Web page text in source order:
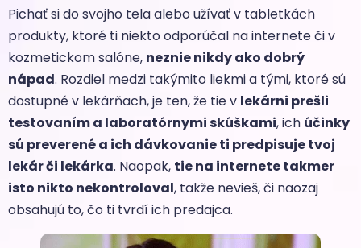
Pichať si do svojho tela alebo užívať v tabletkách
produkty, ktoré ti niekto odporúčal na internete či v
kozmetickom salóne, neznie nikdy ako dobrý
nápad. Rozdiel medzi takýmito liekmi a tými, ktoré sú
dostupné v lekárňach, je ten, že tie v lekárni prešli
testovaním a laboratórnymi skúškami, ich účinky
sú preverené a ich dávkovanie ti predpisuje tvoj
lekár či lekárka. Naopak, tie na internete takmer
isto nikto nekontroloval, takže nevieš, či naozaj
obsahujú to, čo ti tvrdí ich predajca.